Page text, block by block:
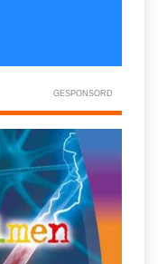
GESPONSORD